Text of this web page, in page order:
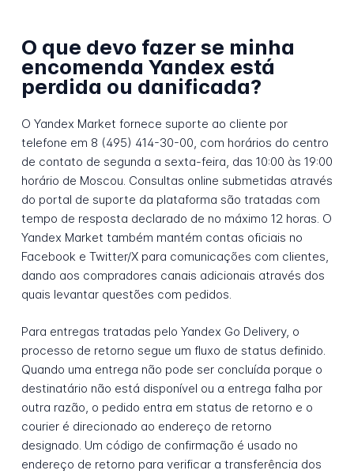
O que devo fazer se minha
encomenda Yandex está
perdida ou danificada?
O Yandex Market fornece suporte ao cliente por
telefone em 8 (495) 414-30-00, com horários do centro
de contato de segunda a sexta-feira, das 10:00 às 19:00
horário de Moscou. Consultas online submetidas através
do portal de suporte da plataforma são tratadas com
tempo de resposta declarado de no máximo 12 horas. O
Yandex Market também mantém contas oficiais no
Facebook e Twitter/X para comunicações com clientes,
dando aos compradores canais adicionais através dos
quais levantar questões com pedidos.
Para entregas tratadas pelo Yandex Go Delivery, o
processo de retorno segue um fluxo de status definido.
Quando uma entrega não pode ser concluída porque o
destinatário não está disponível ou a entrega falha por
outra razão, o pedido entra em status de retorno e o
courier é direcionado ao endereço de retorno
designado. Um código de confirmação é usado no
endereço de retorno para verificar a transferência dos